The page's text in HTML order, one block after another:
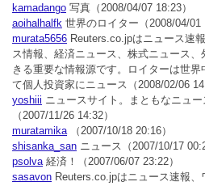
kamadango 写真 （2008/04/07 18:23）
aoihalhalfk 世界のロイター （2008/04/01
murata5656 Reuters.co.jpはニュース速
ス情報、経済ニュース、株式ニュース
きる重要な情報源です。ロイターは世
て個人投資家にニュース （2008/02/06
yoshiii ニュースサイト。まともなニュー
（2007/11/26 14:32）
muratamika
（2007/10/18 20:16）
shisanka_san ニュース （2007/10/17
psolva経済！
（2007/06/07 23:22）
sasavon Reuters.co.jpはニュース速報